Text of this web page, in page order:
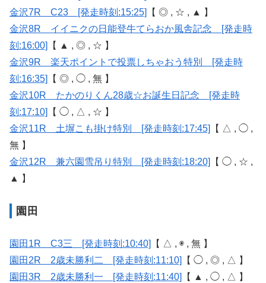
金沢7R C23 [発走時刻:15:25]
【 ◎ , ☆ , ▲ 】
金沢8R イイニクの日能登牛てらおか風舎記念 [発走時
刻:16:00]
【 ▲ , ◎ , ☆ 】
金沢9R 楽天ポイントで投票しちゃおう特別 [発走時
刻:16:35]
【 ◎ , ◯ , 無 】
金沢10R たかのりくん28歳☆お誕生日記念 [発走時
刻:17:10]
【 ◯ , △ , ☆ 】
金沢11R 土塀こも掛け特別 [発走時刻:17:45]
【 △ , ◯ ,
無 】
金沢12R 兼六園雪吊り特別 [発走時刻:18:20]
【 ◯ , ☆ ,
▲ 】
園田
園田1R C3三 [発走時刻:10:40]
【 △ , ◉ , 無 】
園田2R 2歳未勝利二 [発走時刻:11:10]
【 ◯ , ◎ , △ 】
園田3R 2歳未勝利一 [発走時刻:11:40]
【 ▲ , ◯ , △ 】